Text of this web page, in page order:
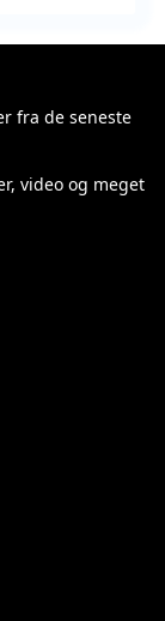
fra de seneste
video og meget